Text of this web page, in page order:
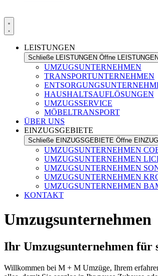
LEISTUNGEN
Schließe LEISTUNGEN Öffne LEISTUNGEN
UMZUGSUNTERNEHMEN
TRANSPORTUNTERNEHMEN
HAUSHALTSAUFLÖSUNGEN
UMZUGSSERVICE
MÖBELTRANSPORT
ÜBER UNS
EINZUGSGEBIETE
Schließe EINZUGSGEBIETE Öffne
UMZUGSUNTERNEHMEN
UMZUGSUNTERNEHMEN
UMZUGSUNTERNEHMEN
UMZUGSUNTERNEHMEN
UMZUGSUNTERNEHMEN
KONTAKT
Umzugsunternehmen
Ihr Umzugsunternehmen für
Willkommen bei M + M Umzüge, Ihrem